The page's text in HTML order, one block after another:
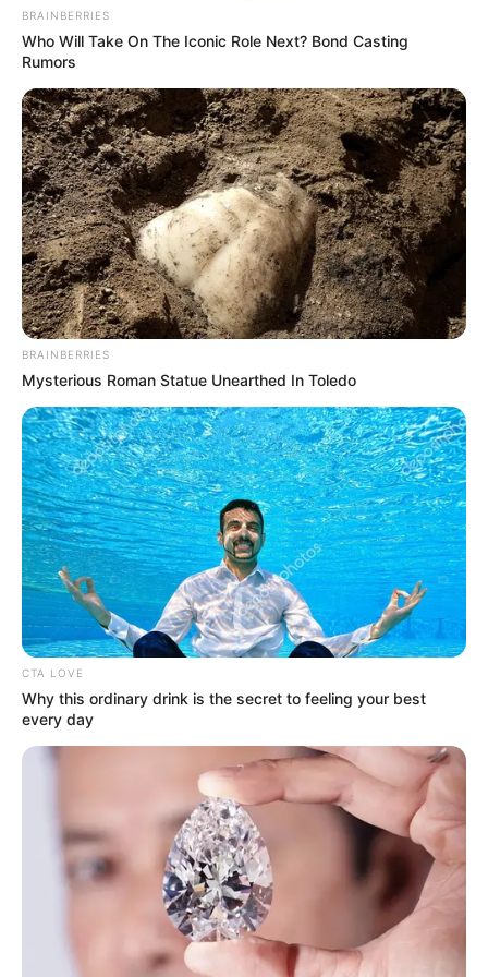
situação dos moradores, desde a verificação do cartão de
de medicamentos.
Importância das visitas domiciliares
As visitas domiciliares não apenas garantem um acompanhamento
mais próximo da saúde dos indivíduos, mas também fortalecem o
vínculo entre a comunidade e os profissionais de saúde. Esse
contato direto é fundamental para o sucesso da Estratégia de
Saúde da Família, proporcionando uma abordagem mais
humanizada e abrangente.
Nova forma de financiamento do SUS
A reestruturação inclui também uma revisão no modelo de
financiamento, priorizando a qualidade dos serviços prestados.
Anteriormente, as equipes eram remuneradas com base no
número de pessoas credenciadas, o que não garantia um
acompanhamento efetivo. Com a nova abordagem, as equipes
receberão incentivos financeiros que variam de acordo com o
número de pessoas atendidas, promovendo uma distribuição mais
equitativa dos recursos.
BRAINBERRIES
Who Will Take On The Iconic Role Next? Bond Casting
Rumors
BRAINBERRIES
Mysterious Roman Statue Unearthed In Toledo
CTA LOVE
Why this ordinary drink is the secret to feeling your best
every day